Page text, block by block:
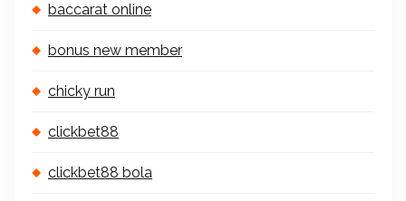
baccarat online
bonus new member
chicky run
clickbet88
clickbet88 bola